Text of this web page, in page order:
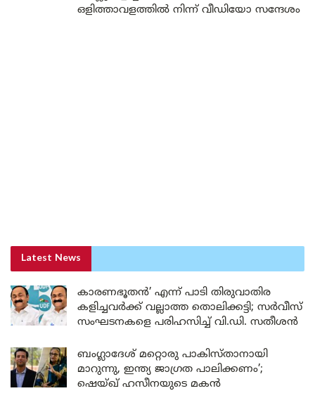
ഒളിത്താവളത്തിൽ നിന്ന് വീഡിയോ സന്ദേശം
Latest News
കാരണഭൂതൻ’ എന്ന് പാടി തിരുവാതിര
കളിച്ചവർക്ക് വല്ലാത്ത തൊലിക്കട്ടി; സർവീസ്
സംഘടനകളെ പരിഹസിച്ച് വി.ഡി. സതീശൻ
ബംഗ്ലാദേശ് മറ്റൊരു പാകിസ്താനായി
മാറുന്നു, ഇന്ത്യ ജാഗ്രത പാലിക്കണം’;
ഷെയ്ഖ് ഹസീനയുടെ മകൻ